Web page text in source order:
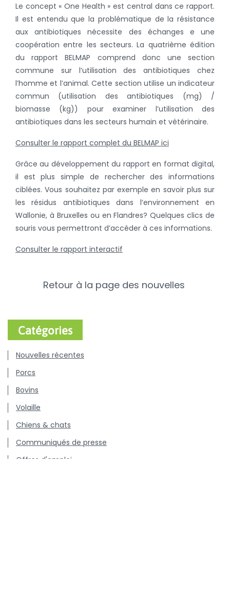
Le concept « One Health » est central dans ce rapport.
Il est entendu que la problématique de la résistance
aux antibiotiques nécessite des échanges e une
coopération entre les secteurs. La quatrième édition
du rapport BELMAP comprend donc une section
commune sur l’utilisation des antibiotiques chez
l’homme et l’animal. Cette section utilise un indicateur
commun (utilisation des antibiotiques (mg) /
biomasse (kg)) pour examiner l’utilisation des
antibiotiques dans les secteurs humain et vétérinaire.
Consulter le rapport complet du BELMAP ici
Grâce au développement du rapport en format digital,
il est plus simple de rechercher des informations
ciblées. Vous souhaitez par exemple en savoir plus sur
les résidus antibiotiques dans l’environnement en
Wallonie, à Bruxelles ou en Flandres? Quelques clics de
souris vous permettront d’accéder à ces informations.
Consulter le rapport interactif
Retour à la page des nouvelles
Catégories
Nouvelles récentes
Porcs
Bovins
Volaille
Chiens & chats
Communiqués de presse
Offres d'emploi